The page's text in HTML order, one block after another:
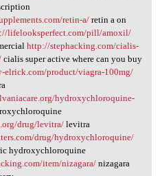
retin-a/retin a on
lifelooksperfect.com/pill/amoxil/
http://stephacking.com/cialis-
cialis super active where can you buy
elrick.com/product/viagra-100mg/
hydroxychloroquine-
drug/levitra/levitra
drug/hydroxychloroquine/
hydroxychloroquine
item/nizagara/nizagara